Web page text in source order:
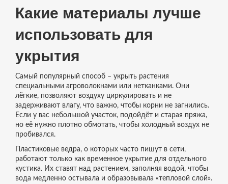
Какие материалы лучше
использовать для
укрытия
Самый популярный способ – укрыть растения
специальными агроволокнами или нетканками. Они
лёгкие, позволяют воздуху циркулировать и не
задерживают влагу, что важно, чтобы корни не загнились.
Если у вас небольшой участок, подойдёт и старая пряжа,
но её нужно плотно обмотать, чтобы холодный воздух не
пробивался.
Пластиковые ведра, о которых часто пишут в сети,
работают только как временное укрытие для отдельного
кустика. Их ставят над растением, заполняя водой, чтобы
вода медленно остывала и образовывала «тепловой слой».